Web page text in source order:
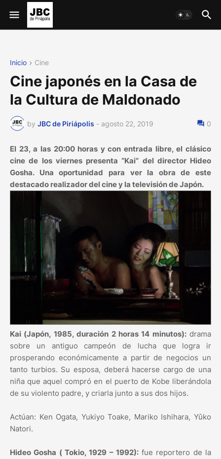
Inicio Cine
Cine japonés en la Casa de
la Cultura de Maldonado
by JBC de Piriápolis - agosto 22, 2019 0
El 23, a las 20:00 horas y con entrada libre, el clásico
cine de los viernes presenta “Kai” del director Hideo
Gosha. Una oportunidad para ver la obra de este
destacado realizador del cine y la televisión de Japón.
Kai (Japón, 1985, duración 2 horas 14 minutos):drama
sobre un antiguo campeón de lucha que logra ir
prosperando económicamente a partir de negocios un
tanto turbios. Su esposa, deberá hacerse cargo de una
niña que aquel compró en el puerto de Kobe liberándola
de su violento padre, y criarla junto a sus dos hijos.
Actúan: Ken Ogata, Yukiyo Toake, Mariko Ishihara, Yûko
Natori.
Hideo Gosha ( Tokio, 1929 – 1992):fue reportero de la